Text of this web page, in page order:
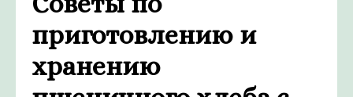
приготовлению и
хранению